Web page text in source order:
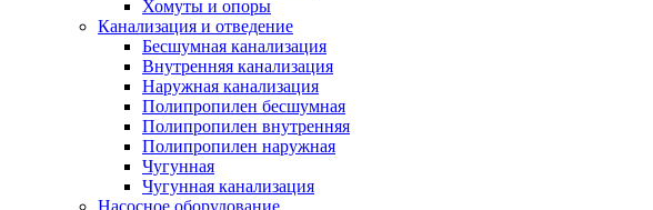
Хомуты и опоры
Канализация и отведение
Бесшумная канализация
Внутренняя канализация
Наружная канализация
Полипропилен бесшумная
Полипропилен внутренняя
Полипропилен наружная
Чугунная
Чугунная канализация
Насосное оборудование